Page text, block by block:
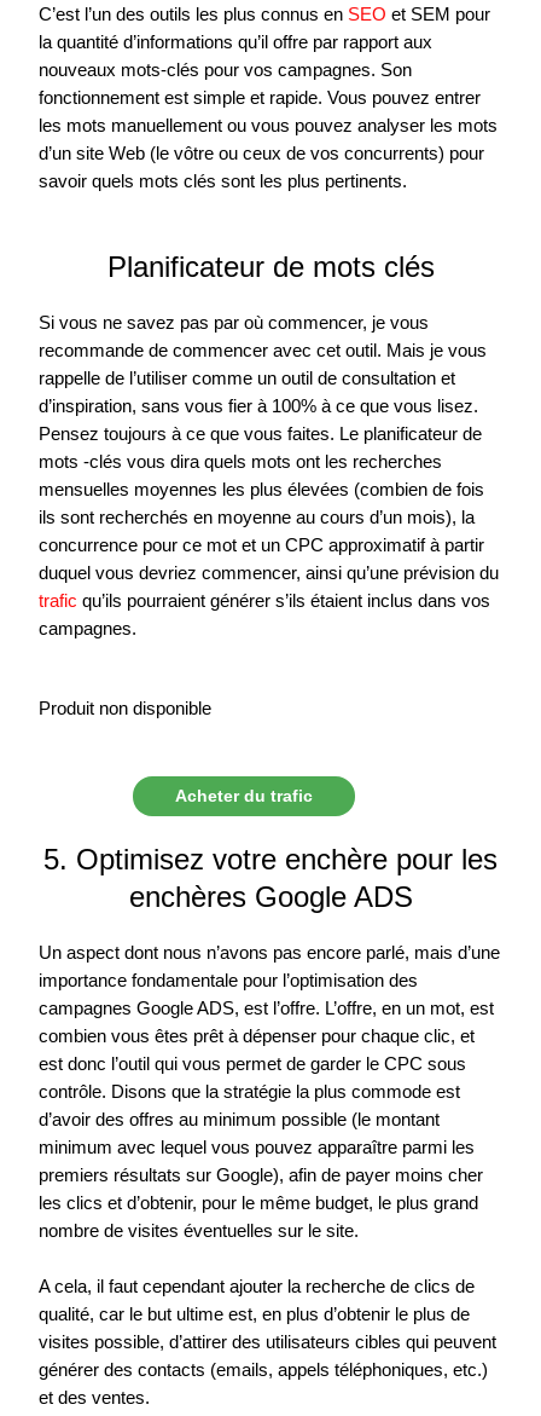
C’est l’un des outils les plus connus en SEO et SEM pour
la quantité d’informations qu’il offre par rapport aux
nouveaux mots-clés pour vos campagnes. Son
fonctionnement est simple et rapide. Vous pouvez entrer
les mots manuellement ou vous pouvez analyser les mots
d’un site Web (le vôtre ou ceux de vos concurrents) pour
savoir quels mots clés sont les plus pertinents.
Planificateur de mots clés
Si vous ne savez pas par où commencer, je vous
recommande de commencer avec cet outil. Mais je vous
rappelle de l’utiliser comme un outil de consultation et
d’inspiration, sans vous fier à 100% à ce que vous lisez.
Pensez toujours à ce que vous faites. Le planificateur de
mots -clés vous dira quels mots ont les recherches
mensuelles moyennes les plus élevées (combien de fois
ils sont recherchés en moyenne au cours d’un mois), la
concurrence pour ce mot et un CPC approximatif à partir
duquel vous devriez commencer, ainsi qu’une prévision du
trafic qu’ils pourraient générer s’ils étaient inclus dans vos
campagnes.
Produit non disponible
Acheter du trafic
5. Optimisez votre enchère pour les
enchères Google ADS
Un aspect dont nous n’avons pas encore parlé, mais d’une
importance fondamentale pour l’optimisation des
campagnes Google ADS, est l’offre. L’offre, en un mot, est
combien vous êtes prêt à dépenser pour chaque clic, et
est donc l’outil qui vous permet de garder le CPC sous
contrôle. Disons que la stratégie la plus commode est
d’avoir des offres au minimum possible (le montant
minimum avec lequel vous pouvez apparaître parmi les
premiers résultats sur Google), afin de payer moins cher
les clics et d’obtenir, pour le même budget, le plus grand
nombre de visites éventuelles sur le site.
A cela, il faut cependant ajouter la recherche de clics de
qualité, car le but ultime est, en plus d’obtenir le plus de
visites possible, d’attirer des utilisateurs cibles qui peuvent
générer des contacts (emails, appels téléphoniques, etc.)
et des ventes.